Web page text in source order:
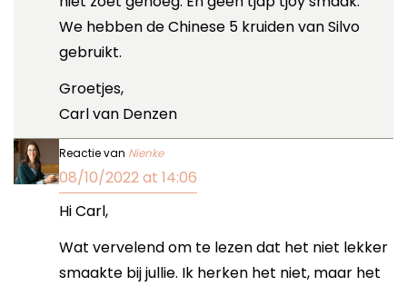
We hebben de Chinese 5 kruiden van Silvo
gebruikt.
Groetjes,
Carl van Denzen
Reactie van Nienke
08/10/2022 at 14:06
Hi Carl,
Wat vervelend om te lezen dat het niet lekker
smaakte bij jullie. Ik herken het niet, maar het